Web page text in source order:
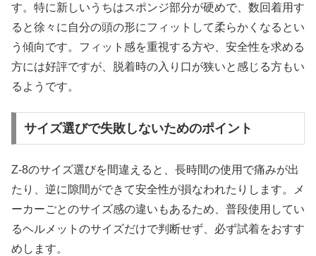
す。特に新しいうちはスポンジ部分が硬めで、数回着用す
ると徐々に自分の頭の形にフィットして柔らかくなるとい
う傾向です。フィット感を重視する方や、安全性を求める
方には好評ですが、脱着時の入り口が狭いと感じる方もい
るようです。
サイズ選びで失敗しないためのポイント
Z-8のサイズ選びを間違えると、長時間の使用で痛みが出
たり、逆に隙間ができて安全性が損なわれたりします。メ
ーカーごとのサイズ感の違いもあるため、普段使用してい
るヘルメットのサイズだけで判断せず、必ず試着をおすす
めします。